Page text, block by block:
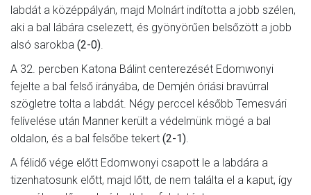
labdát a középpályán, majd Molnárt indította a jobb szélen,
aki a bal lábára cselezett, és gyönyörűen belsőzött a jobb
alsó sarokba (2-0).
A 32. percben Katona Bálint centerezését Edomwonyi
fejelte a bal felső irányába, de Demjén óriási bravúrral
szögletre tolta a labdát. Négy perccel később Temesvári
felívelése után Manner került a védelmünk mögé a bal
oldalon, és a bal felsőbe tekert (2-1).
A félidő vége előtt Edomwonyi csapott le a labdára a
tizenhatosunk előtt, majd lőtt, de nem találta el a kaput, így